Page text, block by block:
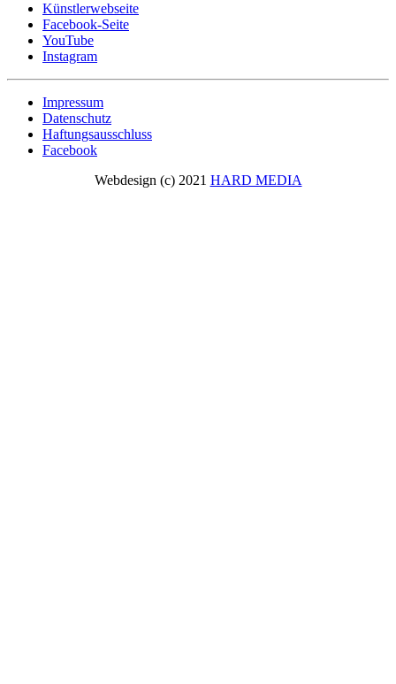
Künstlerwebseite
Facebook-Seite
YouTube
Instagram
Impressum
Datenschutz
Haftungsausschluss
Facebook
Webdesign (c) 2021 HARD MEDIA